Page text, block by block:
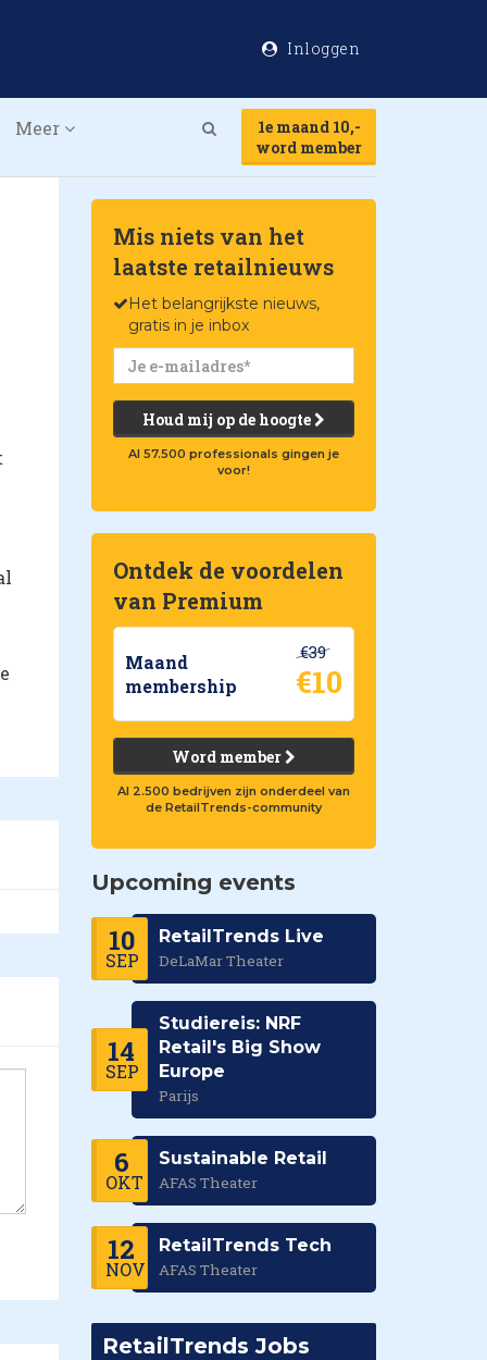
Inloggen
Meer
1e maand 10,-
word member
Mis niets van het
laatste retailnieuws
Het belangrijkste nieuws,
gratis in je inbox
Houd mij op de hoogte
Al 57.500 professionals gingen je
voor!
Ontdek de voordelen
van Premium
Maand
membership
€39
€10
Word member
Al 2.500 bedrijven zijn onderdeel van
de RetailTrends-community
Upcoming events
10
SEP
RetailTrends Live
DeLaMar Theater
14
SEP
Studiereis: NRF
Retail's Big Show
Europe
Parijs
6
OKT
Sustainable Retail
AFAS Theater
12
NOV
RetailTrends Tech
AFAS Theater
RetailTrends Jobs